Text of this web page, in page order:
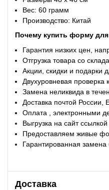
Вес: 60 грамм
Почему купить форму
Гарантия низких цен,
Отгрузка товара со
Акции, скидки и подарки
Двухуровневая
Замена неликвида в
Доставка почтой России,
Оплата , электронными
Выгрузка на сайт
Предоставляем живые
Гарантированная замена
Доставка